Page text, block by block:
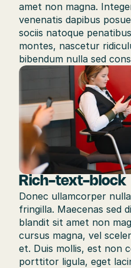
amet non magna.
venenatis dapibus
sociis natoque
montes, nascetur
bibendum nulla sed
Rich-text-block
Donec ullamcorper
fringilla. Maecenas sed
blandit sit amet non
cursus magna, vel
et. Duis mollis, est non
porttitor ligula, eget